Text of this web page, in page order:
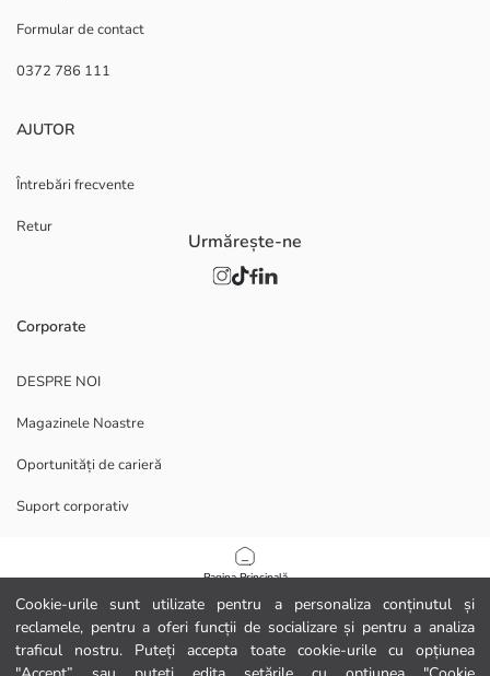
Cookie-urile sunt utilizate pentru a personaliza conținutul și
reclamele, pentru a oferi funcții de socializare și pentru a analiza
traficul nostru. Puteți accepta toate cookie-urile cu opțiunea
Pagina Principală
Categorii
Coșul meu
Formular de contact
0372 786 111
AJUTOR
Întrebări frecvente
Retur
Corporate
DESPRE NOI
Magazinele Noastre
Oportunități de carieră
Suport corporativ
Politica de confidențialitate și securitate a datelor
Urmărește-ne